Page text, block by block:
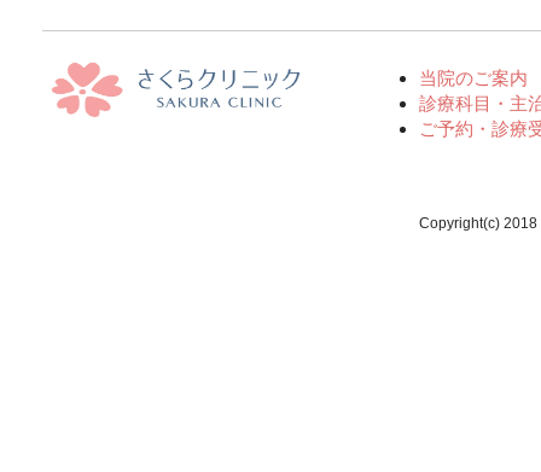
当院のご案内
診療科目・主
ご予約・診療
Copyright(c)